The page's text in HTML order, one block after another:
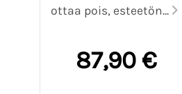
ottaa pois, esteetön...
87,90 €